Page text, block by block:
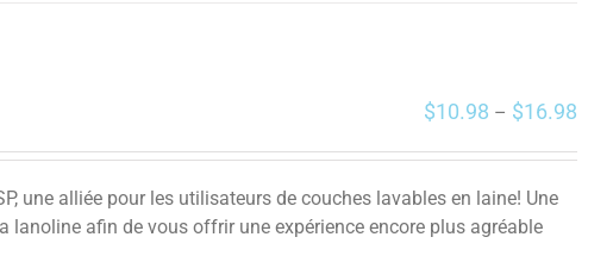
$10.98 – $16.98
une alliée pour les utilisateurs de couches lavables en laine! Une
afin de vous offrir une expérience encore plus agréable